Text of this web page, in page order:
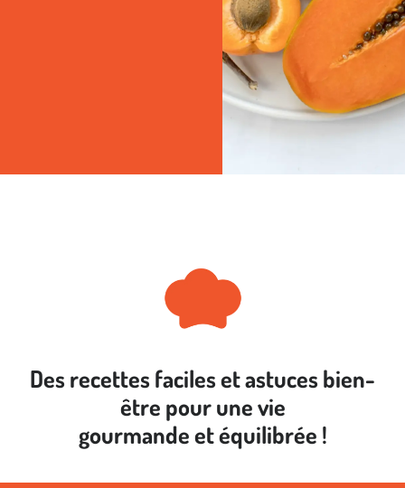
Des recettes faciles et astuces bien-
être pour une vie
gourmande et équilibrée !